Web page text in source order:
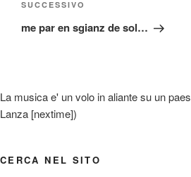
Articolo
successivo
SUCCESSIVO
me par en sgianz de sol…
La musica e' un volo in aliante su un
Lanza [nextime])
CERCA NEL SITO